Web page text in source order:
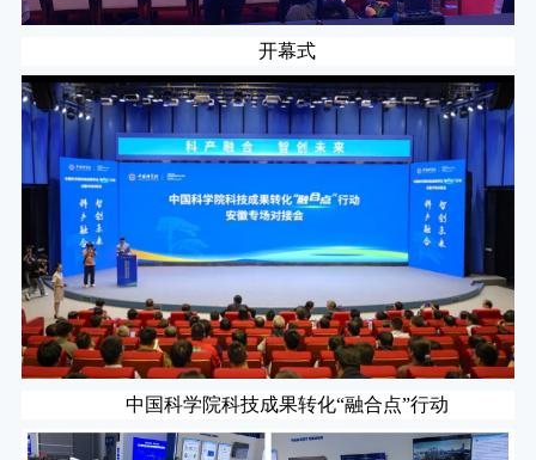
开幕式
中国科学院科技成果转化“融合点”行动